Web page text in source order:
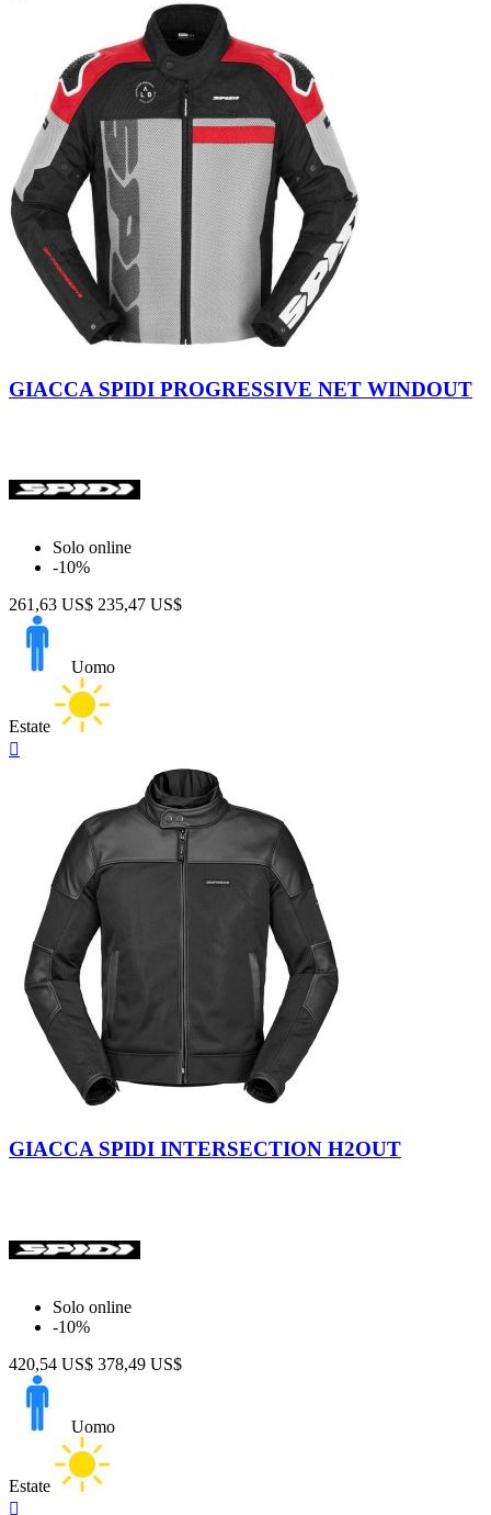
Fluo
GIACCA SPIDI PROGRESSIVE NET WINDOUT
Solo online
-10%
261,63 US$ 235,47 US$
Uomo
Estate

GIACCA SPIDI INTERSECTION H2OUT
Solo online
-10%
420,54 US$ 378,49 US$
Uomo
Estate
